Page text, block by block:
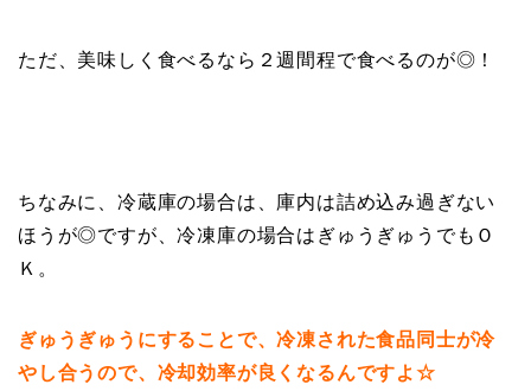
ただ、美味しく食べるなら２週間程で食べるのが◎！
ちなみに、冷蔵庫の場合は、庫内は詰め込み過ぎない
ほうが◎ですが、冷凍庫の場合はぎゅうぎゅうでもＯ
Ｋ。
ぎゅうぎゅうにすることで、冷凍された食品同士が冷
やし合うので、冷却効率が良くなるんですよ☆